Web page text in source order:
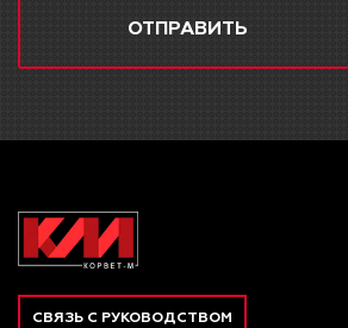
ОТПРАВИТЬ
СВЯЗЬ С РУКОВОДСТВОМ